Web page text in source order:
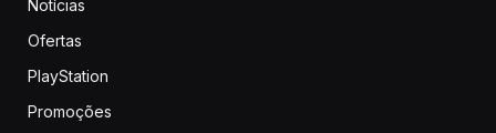
Notícias
Ofertas
PlayStation
Promoções